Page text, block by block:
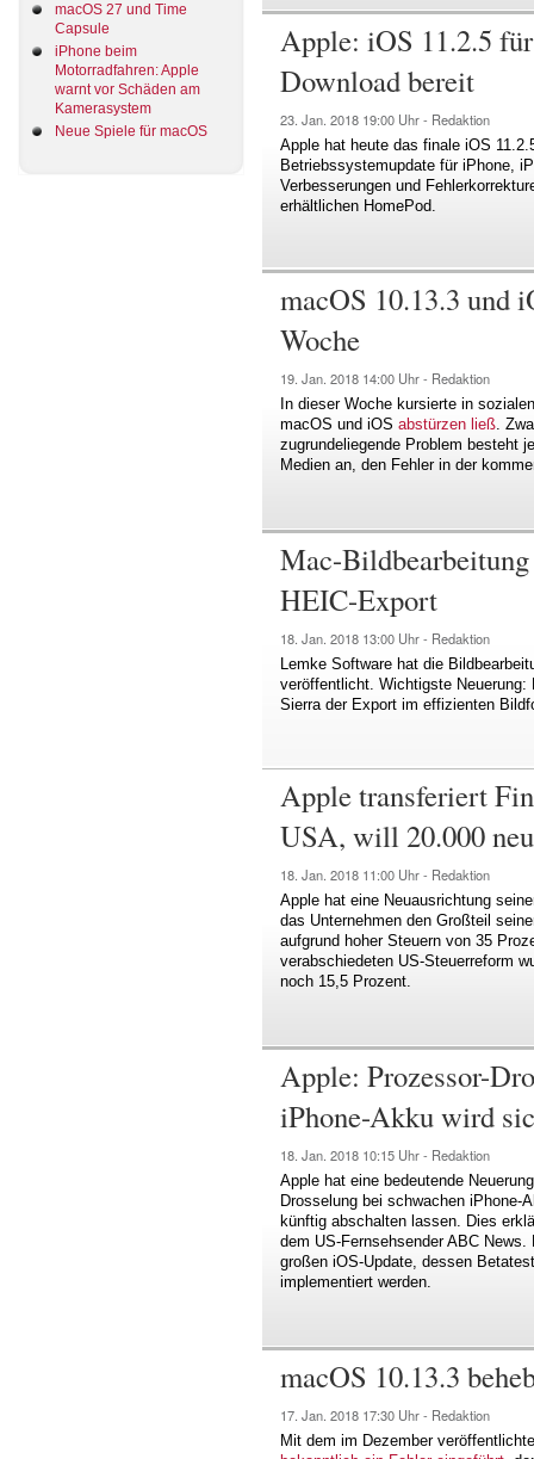
macOS 27 und Time
Capsule
iPhone beim
Motorradfahren: Apple
warnt vor Schäden am
Kamerasystem
Neue Spiele für macOS
Apple: iOS 11.2.5
Download bereit
23. Jan. 2018 19:00 Uhr - Redaktion
Apple hat heute das finale iOS
Betriebssystemupdate für iPhone,
Verbesserungen und
erhältlichen HomePod.
macOS 10.13.3 und
Woche
19. Jan. 2018 14:00 Uhr - Redaktion
In dieser Woche kursierte in
macOS und iOS abstürzen ließ.
zugrundeliegende Problem besteht
Medien an, den Fehler in der
Mac-
HEIC-Export
18. Jan. 2018 13:00 Uhr - Redaktion
Lemke Software hat die
veröffentlicht. Wichtigste
Sierra der Export im effizienten
Apple transferiert
USA, will 20.000
18. Jan. 2018 11:00 Uhr - Redaktion
Apple hat eine Neuausrichtung
das Unternehmen den Großteil
aufgrund hoher Steuern von 35
verabschiedeten US-Steuerreform
noch 15,5 Prozent.
Apple: Prozessor-
iPhone-Akku wird
18. Jan. 2018 10:15 Uhr - Redaktion
Apple hat eine bedeutende
Drosselung bei schwachen iPhone-
künftig abschalten lassen. Dies
dem US-Fernsehsender ABC
großen iOS-Update, dessen
implementiert werden.
macOS 10.13.3
17. Jan. 2018 17:30 Uhr - Redaktion
Mit dem im Dezember